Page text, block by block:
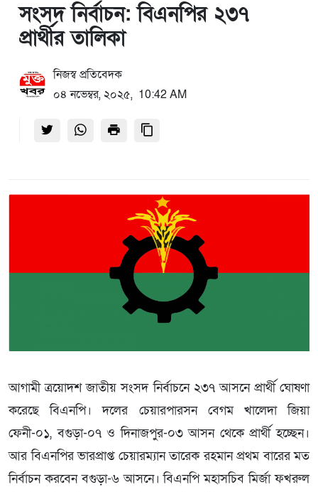
সংসদ নির্বাচন: বিএনপির ২৩৭
প্রার্থীর তালিকা
নিজস্ব প্রতিবেদক
০৪ নভেম্বর, ২০২৫, 10:42 AM
আগামী ত্রয়োদশ জাতীয় সংসদ নির্বাচনে ২৩৭ আসনে প্রার্থী ঘোষণা
করেছে বিএনপি। দলের চেয়ারপারসন বেগম খালেদা জিয়া
ফেনী-০১, বগুড়া-০৭ ও দিনাজপুর-০৩ আসন থেকে প্রার্থী হচ্ছেন।
আর বিএনপির ভারপ্রাপ্ত চেয়ারম্যান তারেক রহমান প্রথম বারের মত
নির্বাচন করবেন বগুড়া-৬ আসনে। বিএনপি মহাসচিব মির্জা ফখরুল